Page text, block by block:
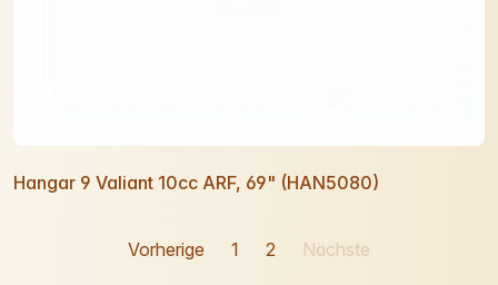
Hangar 9 Valiant 10cc ARF, 69" (HAN5080)
Vorherige 1 2 Nächste